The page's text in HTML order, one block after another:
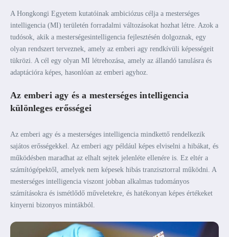
A Hongkongi Egyetem kutatóinak ambiciózus célja a mesterséges
intelligencia (MI) területén forradalmi változásokat hozhat létre. Azok a
tudósok, akik a mesterségesintelligencia fejlesztésén dolgoznak, egy
olyan rendszert terveznek, amely az emberi agy rendkívüli képességeit
tükrözi. A cél egy olyan MI létrehozása, amely az állandó tanulásra és
adaptációra képes, hasonlóan az emberi agyhoz.
Az emberi agy és a mesterséges intelligencia
különleges erősségei
Az emberi agy és a mesterséges intelligencia mindkettő rendelkezik
sajátos erősségekkel. Az emberi agy például képes elviselni a hibákat, és
működésben maradhat az elhalt sejtek jelenléte ellenére is. Ez eltér a
számítógépektől, amelyek nem képesek hibás tranzisztorral működni. A
mesterséges intelligencia viszont jobban alkalmas tudományos
számításokra és ismétlődő műveletekre, és hatékonyan képes értékeket
kinyerni bizonyos mintákból.